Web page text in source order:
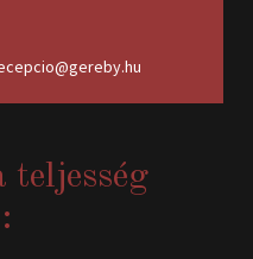
teljesség